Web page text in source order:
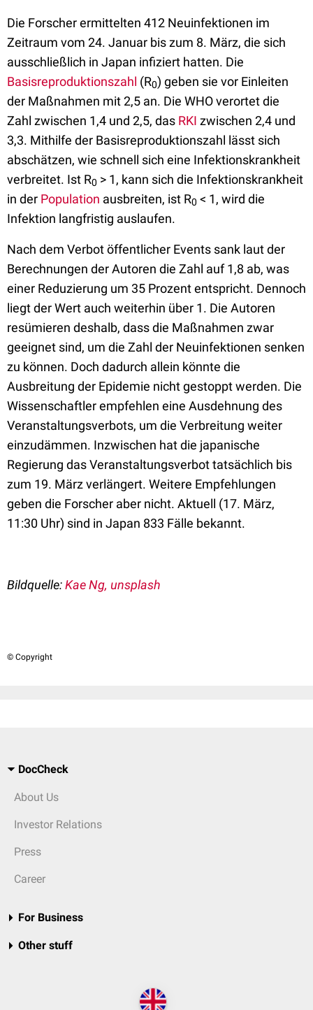
Die Forscher ermittelten 412 Neuinfektionen im
Zeitraum vom 24. Januar bis zum 8. März, die sich
ausschließlich in Japan infiziert hatten. Die
Basisreproduktionszahl (R0) geben sie vor Einleiten
der Maßnahmen mit 2,5 an. Die WHO verortet die
Zahl zwischen 1,4 und 2,5, das RKI zwischen 2,4 und
3,3. Mithilfe der Basisreproduktionszahl lässt sich
abschätzen, wie schnell sich eine Infektionskrankheit
verbreitet. Ist R0 > 1, kann sich die Infektionskrankheit
in der Population ausbreiten, ist R0 < 1, wird die
Infektion langfristig auslaufen.
Nach dem Verbot öffentlicher Events sank laut der
Berechnungen der Autoren die Zahl auf 1,8 ab, was
einer Reduzierung um 35 Prozent entspricht. Dennoch
liegt der Wert auch weiterhin über 1. Die Autoren
resümieren deshalb, dass die Maßnahmen zwar
geeignet sind, um die Zahl der Neuinfektionen senken
zu können. Doch dadurch allein könnte die
Ausbreitung der Epidemie nicht gestoppt werden. Die
Wissenschaftler empfehlen eine Ausdehnung des
Veranstaltungsverbots, um die Verbreitung weiter
einzudämmen. Inzwischen hat die japanische
Regierung das Veranstaltungsverbot tatsächlich bis
zum 19. März verlängert. Weitere Empfehlungen
geben die Forscher aber nicht. Aktuell (17. März,
11:30 Uhr) sind in Japan 833 Fälle bekannt.
Bildquelle:Kae Ng, unsplash
© Copyright
DocCheck
About Us
Investor Relations
Press
Career
For Business
Other stuff